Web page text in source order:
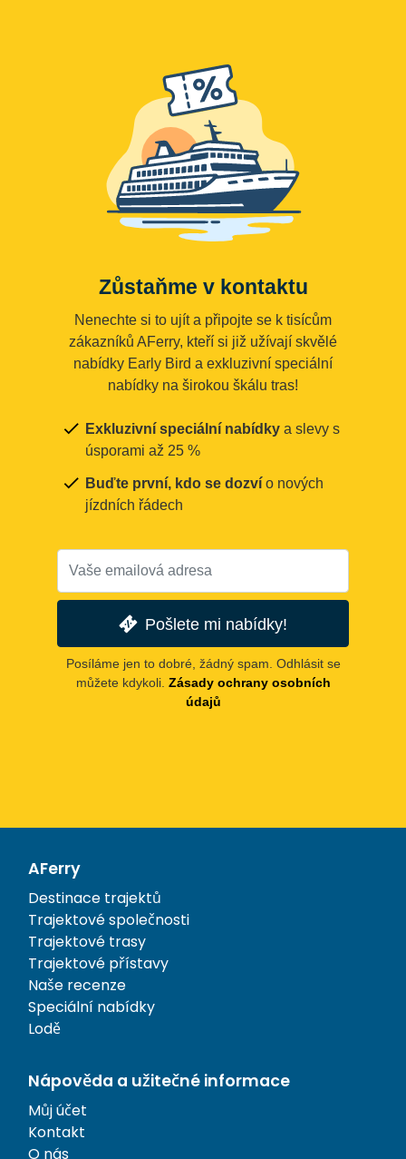
Zůstaňme v kontaktu
Nenechte si to ujít a připojte se k tisícům
zákazníků AFerry, kteří si již užívají skvělé
nabídky Early Bird a exkluzivní speciální
nabídky na širokou škálu tras!
Exkluzivní speciální nabídky a slevy s
úsporami až 25 %
Buďte první, kdo se dozví o nových
jízdních řádech
Pošlete mi nabídky!
Posíláme jen to dobré, žádný spam. Odhlásit se
můžete kdykoli. Zásady ochrany osobních
údajů
AFerry
Destinace trajektů
Trajektové společnosti
Trajektové trasy
Trajektové přístavy
Naše recenze
Speciální nabídky
Lodě
Nápověda a užitečné informace
Můj účet
Kontakt
O nás